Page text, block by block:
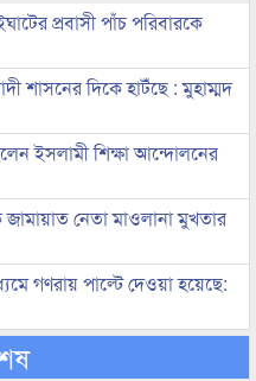
প্রবাসী পাঁচ পরিবারকে
শাসনের দিকে হাটঁছে : মুহাম্মদ
ইসলামী শিক্ষা আন্দোলনের
নেতা মাওলানা মুখতার
গণরায় পাল্টে দেওয়া হয়েছে: